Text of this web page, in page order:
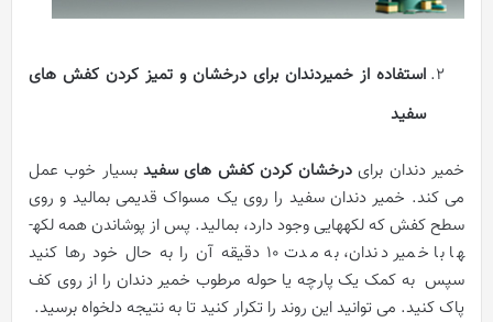
استفاده از خمیردندان برای درخشان و تمیز کردن کفش های
سفید
خمیر دندان برای درخشان کردن کفش های سفید بسیار خوب عمل
می کند. خمیر دندان سفید را روی یک مسواک قدیمی بمالید و روی
سطح کفش که لکه­هایی وجود دارد، بمالید. پس از پوشاندن همه لکه­
ها با خمیر دندان، به مدت 10 دقیقه آن را به حال خود رها کنید
سپس به کمک یک پارچه یا حوله مرطوب خمیر دندان را از روی کف
پاک کنید. می توانید این روند را تکرار کنید تا به نتیجه دلخواه برسید.